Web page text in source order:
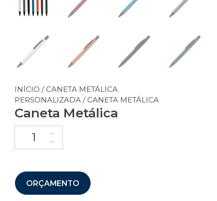
INÍCIO / CANETA METÁLICA
PERSONALIZADA / CANETA METÁLICA
Caneta Metálica
ORÇAMENTO